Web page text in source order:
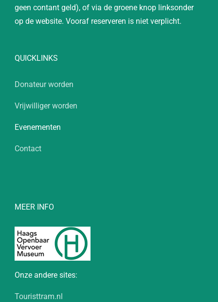
geen contant geld), of via de groene knop linksonder
op de website. Vooraf reserveren is niet verplicht.
QUICKLINKS
Donateur worden
Vrijwilliger worden
Evenementen
Contact
MEER INFO
Onze andere sites:
Touristtram.nl